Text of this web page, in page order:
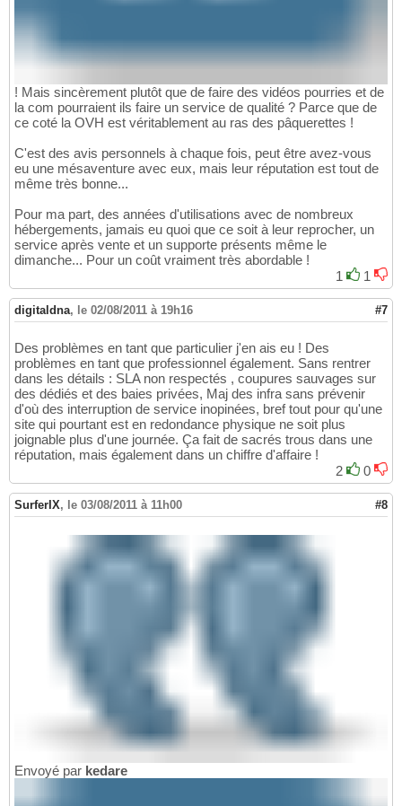
! Mais sincèrement plutôt que de faire des vidéos pourries et de
la com pourraient ils faire un service de qualité ? Parce que de
ce coté la OVH est véritablement au ras des pâquerettes !
C'est des avis personnels à chaque fois, peut être avez-vous
eu une mésaventure avec eux, mais leur réputation est tout de
même très bonne...
Pour ma part, des années d'utilisations avec de nombreux
hébergements, jamais eu quoi que ce soit à leur reprocher, un
service après vente et un supporte présents même le
dimanche... Pour un coût vraiment très abordable !
1
1
digitaldna, le 02/08/2011 à 19h16 #7
Des problèmes en tant que particulier j'en ais eu ! Des
problèmes en tant que professionnel également. Sans rentrer
dans les détails : SLA non respectés , coupures sauvages sur
des dédiés et des baies privées, Maj des infra sans prévenir
d'où des interruption de service inopinées, bref tout pour qu'une
site qui pourtant est en redondance physique ne soit plus
joignable plus d'une journée. Ça fait de sacrés trous dans une
réputation, mais également dans un chiffre d'affaire !
2
0
SurferIX, le 03/08/2011 à 11h00 #8
Envoyé par kedare